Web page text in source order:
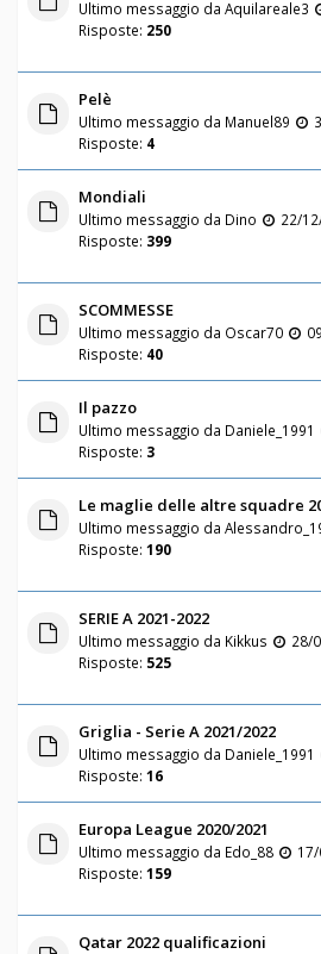
Ultimo messaggio da Aquilareale3
Risposte: 250
Pelè
Ultimo messaggio da Manuel89
Risposte: 4
Mondiali
Ultimo messaggio da Dino
22/
Risposte: 399
SCOMMESSE
Ultimo messaggio da Oscar70
Risposte: 40
Il pazzo
Ultimo messaggio da Daniele_1991
Risposte: 3
Le maglie delle altre squadre
Ultimo messaggio da
Risposte: 190
SERIE A 2021-2022
Ultimo messaggio da Kikkus
28/
Risposte: 525
Griglia - Serie A 2021/2022
Ultimo messaggio da Daniele_1991
Risposte: 16
Europa League 2020/2021
Ultimo messaggio da Edo_88
Risposte: 159
Qatar 2022 qualificazioni